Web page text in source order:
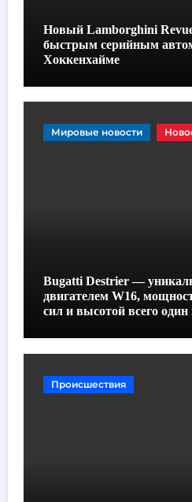
Новый Lamborghini
быстрым серийным
Хоккенхайме
Мировые новости
Bugatti Destrier —
двигателем W16,
сил и высотой всего один
Происшествия